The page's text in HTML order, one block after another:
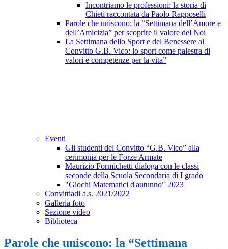
Incontriamo le professioni: la storia di
Chieti raccontata da Paolo Rapposelli
Parole che uniscono: la “Settimana dell’Amore e
dell’Amicizia” per scoprire il valore del Noi
La Settimana dello Sport e del Benessere al
Convitto G.B. Vico: lo sport come palestra di
valori e competenze per la vita”
Eventi
Gli studenti del Convitto “G.B. Vico” alla
cerimonia per le Forze Armate
Maurizio Formichetti dialoga con le classi
seconde della Scuola Secondaria di I grado
"Giochi Matematici d'autunno" 2023
Convittiadi a.s. 2021/2022
Galleria foto
Sezione video
Biblioteca
Parole che uniscono: la “Settimana